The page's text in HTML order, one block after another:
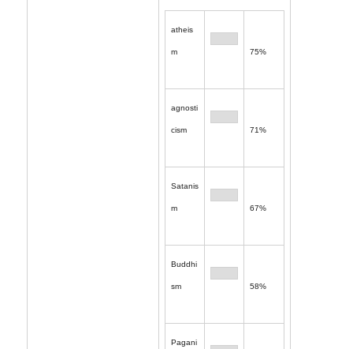
atheis
m 75%
agnosti
cism 71%
Satanis
m 67%
Buddhi
sm 58%
Pagani